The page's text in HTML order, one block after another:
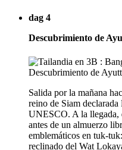
dag 4
Descubrimiento de
Salida por la mañana
reino de Siam
UNESCO. A la llegada,
antes de un almuerzo
emblemáticos en tuk-
reclinado del Wat